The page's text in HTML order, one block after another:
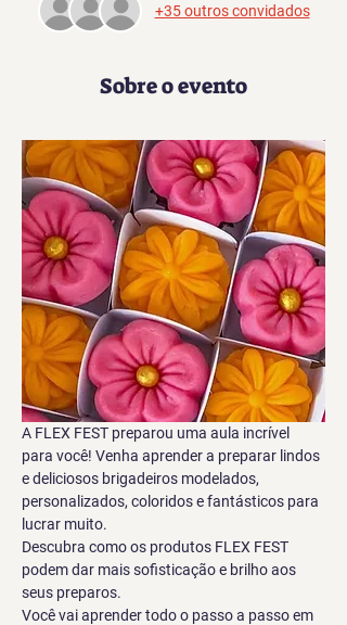
+35 outros convidados
Sobre o evento
A FLEX FEST preparou uma aula incrível
para você! Venha aprender a preparar lindos
e deliciosos brigadeiros modelados,
personalizados, coloridos e fantásticos para
lucrar muito.
Descubra como os produtos FLEX FEST
podem dar mais sofisticação e brilho aos
seus preparos.
Você vai aprender todo o passo a passo em